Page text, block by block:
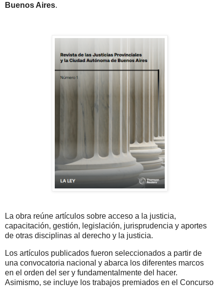
Buenos Aires.
La obra reúne artículos sobre acceso a la justicia,
capacitación, gestión, legislación, jurisprudencia y aportes
de otras disciplinas al derecho y la justicia.
Los artículos publicados fueron seleccionados a partir de
una convocatoria nacional y abarca los diferentes marcos
en el orden del ser y fundamentalmente del hacer.
Asimismo, se incluye los trabajos premiados en el Concurso